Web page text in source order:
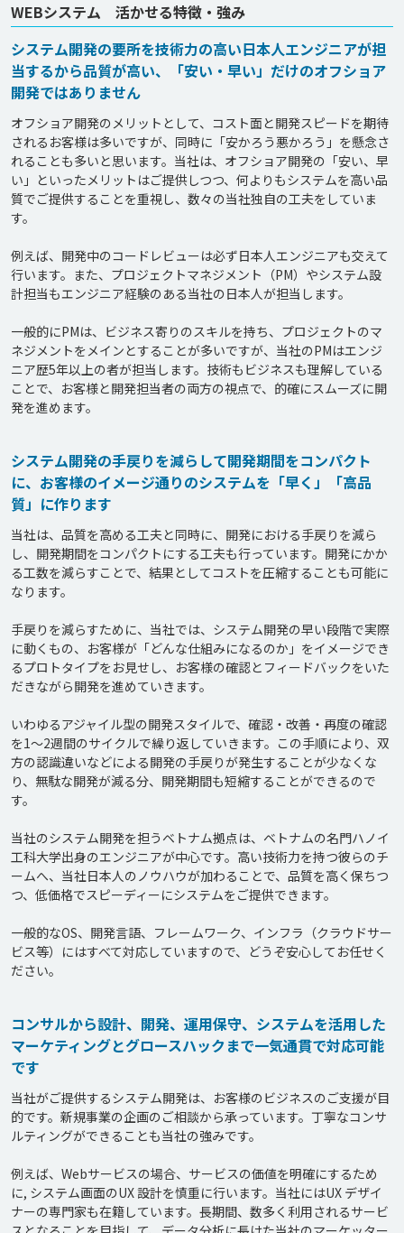
WEBシステム 活かせる特徴・強み
システム開発の要所を技術力の高い日本人エンジニアが担
当するから品質が高い、「安い・早い」だけのオフショア
開発ではありません
オフショア開発のメリットとして、コスト面と開発スピードを期待
されるお客様は多いですが、同時に「安かろう悪かろう」を懸念さ
れることも多いと思います。当社は、オフショア開発の「安い、早
い」といったメリットはご提供しつつ、何よりもシステムを高い品
質でご提供することを重視し、数々の当社独自の工夫をしていま
す。
例えば、開発中のコードレビューは必ず日本人エンジニアも交えて
行います。また、プロジェクトマネジメント（PM）やシステム設
計担当もエンジニア経験のある当社の日本人が担当します。
一般的にPMは、ビジネス寄りのスキルを持ち、プロジェクトのマ
ネジメントをメインとすることが多いですが、当社のPMはエンジ
ニア歴5年以上の者が担当します。技術もビジネスも理解している
ことで、お客様と開発担当者の両方の視点で、的確にスムーズに開
発を進めます。
システム開発の手戻りを減らして開発期間をコンパクト
に、お客様のイメージ通りのシステムを「早く」「高品
質」に作ります
当社は、品質を高める工夫と同時に、開発における手戻りを減ら
し、開発期間をコンパクトにする工夫も行っています。開発にかか
る工数を減らすことで、結果としてコストを圧縮することも可能に
なります。
手戻りを減らすために、当社では、システム開発の早い段階で実際
に動くもの、お客様が「どんな仕組みになるのか」をイメージでき
るプロトタイプをお見せし、お客様の確認とフィードバックをいた
だきながら開発を進めていきます。
いわゆるアジャイル型の開発スタイルで、確認・改善・再度の確認
を1～2週間のサイクルで繰り返していきます。この手順により、双
方の認識違いなどによる開発の手戻りが発生することが少なくな
り、無駄な開発が減る分、開発期間も短縮することができるので
す。
当社のシステム開発を担うベトナム拠点は、ベトナムの名門ハノイ
工科大学出身のエンジニアが中心です。高い技術力を持つ彼らのチ
ームへ、当社日本人のノウハウが加わることで、品質を高く保ちつ
つ、低価格でスピーディーにシステムをご提供できます。
一般的なOS、開発言語、フレームワーク、インフラ（クラウドサー
ビス等）にはすべて対応していますので、どうぞ安心してお任せく
ださい。
コンサルから設計、開発、運用保守、システムを活用した
マーケティングとグロースハックまで一気通貫で対応可能
です
当社がご提供するシステム開発は、お客様のビジネスのご支援が目
的です。新規事業の企画のご相談から承っています。丁寧なコンサ
ルティングができることも当社の強みです。
例えば、Webサービスの場合、サービスの価値を明確にするため
に, システム画面のUX 設計を慎重に行います。当社にはUX デザイ
ナーの専門家も在籍しています。長期間、数多く利用されるサービ